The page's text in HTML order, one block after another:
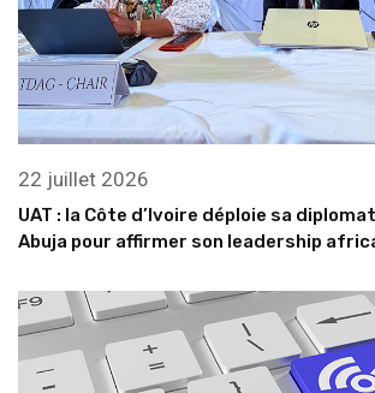
22 juillet 2026
UAT : la Côte d’Ivoire déploie sa
Abuja pour affirmer son leadership